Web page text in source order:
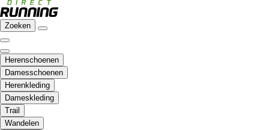
Zoeken
Herenschoenen
Damesschoenen
Herenkleding
Dameskleding
Trail
Wandelen